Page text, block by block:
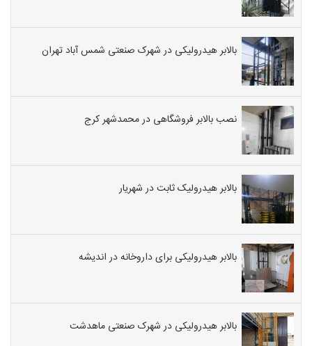
بالابر هیدرولیکی در شهرک صنعتی شمس آباد تهران
نصب بالابر فروشگاهی در محمدشهر کرج
بالابر هیدرولیک ثابت در شهریار
بالابر هیدرولیکی برای داروخانه در اندیشه
بالابر هیدرولیکی در شهرک صنعتی ماهدشت